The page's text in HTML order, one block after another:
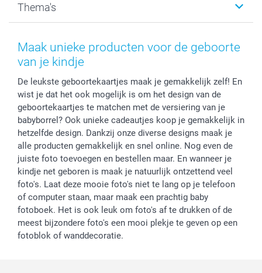
Kaarten
Bestelproces
Herroepingsrecht
Privacy
Reviews
Prijslijst
Investor Relations
Tevredenheidsgarantie
Mijn orderstatus
smartbonus
service@smartphoto.nl
Affiliate partnerprogramma
Partnerships
Influencer partnerprogramma
Thema's
Baby
Moederdag
Huwelijk
Maak unieke producten voor de geboorte
van je kindje
De leukste geboortekaartjes maak je gemakkelijk zelf! En
wist je dat het ook mogelijk is om het design van de
geboortekaartjes te matchen met de versiering van je
babyborrel? Ook unieke cadeautjes koop je gemakkelijk in
hetzelfde design. Dankzij onze diverse designs maak je
alle producten gemakkelijk en snel online. Nog even de
juiste foto toevoegen en bestellen maar. En wanneer je
kindje net geboren is maak je natuurlijk ontzettend veel
foto's. Laat deze mooie foto's niet te lang op je telefoon
of computer staan, maar maak een prachtig baby
fotoboek. Het is ook leuk om foto's af te drukken of de
meest bijzondere foto's een mooi plekje te geven op een
fotoblok of wanddecoratie.